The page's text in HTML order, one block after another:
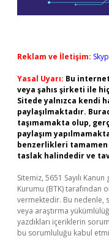
Reklam ve İletişim:
Yasal Uyarı: Bu
veya şahıs şirketi ile
Sitede yalnızca kendi
paylaşılmaktadır.
taşımamakta olup,
paylaşım
benzerlikleri
taslak halindedir ve
Sitemiz, 5651 Sayılı
Kurumu (BTK) tarafından
vermektedir. Bu nedenle,
veya araştırma
yazdıkları içeriklerin
bu sorumluluğu kabul